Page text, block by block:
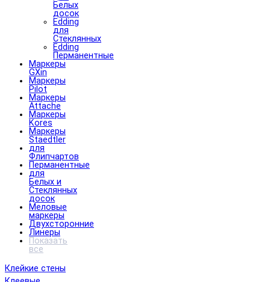
Белых
досок
Edding
для
Стеклянных
Edding
Перманентные
Маркеры
GXin
Маркеры
Pilot
Маркеры
Attache
Маркеры
Kores
Маркеры
Staedtler
для
Флипчартов
Перманентные
для
Белых и
Стеклянных
досок
Меловые
маркеры
Двухсторонние
Линеры
Показать
все
Клейкие стены